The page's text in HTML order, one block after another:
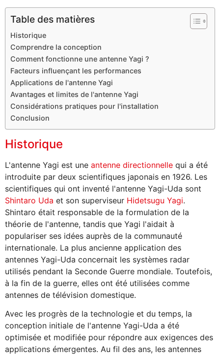
Table des matières
Historique
Comprendre la conception
Comment fonctionne une antenne Yagi ?
Facteurs influençant les performances
Applications de l'antenne Yagi
Avantages et limites de l'antenne Yagi
Considérations pratiques pour l'installation
Conclusion
Historique
L'antenne Yagi est une antenne directionnelle qui a été
introduite par deux scientifiques japonais en 1926. Les
scientifiques qui ont inventé l'antenne Yagi-Uda sont
Shintaro Uda et son superviseur Hidetsugu Yagi.
Shintaro était responsable de la formulation de la
théorie de l'antenne, tandis que Yagi l'aidait à
populariser ses idées auprès de la communauté
internationale. La plus ancienne application des
antennes Yagi-Uda concernait les systèmes radar
utilisés pendant la Seconde Guerre mondiale. Toutefois,
à la fin de la guerre, elles ont été utilisées comme
antennes de télévision domestique.
Avec les progrès de la technologie et du temps, la
conception initiale de l'antenne Yagi-Uda a été
optimisée et modifiée pour répondre aux exigences des
applications émergentes. Au fil des ans, les antennes